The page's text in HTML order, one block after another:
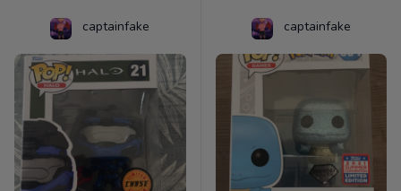
captainfake captainfake